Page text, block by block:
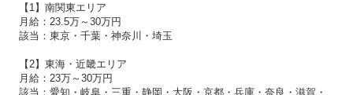
【1】南関東エリア
月給：23.5万～30万円
該当：東京・千葉・神奈川・埼玉
【2】東海・近畿エリア
月給：23万～30万円
該当：愛知・岐阜・三重・静岡・大阪・京都・兵庫・奈良・滋賀・